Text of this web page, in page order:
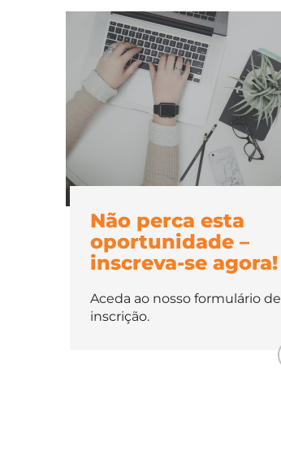
Não perca esta
oportunidade –
inscreva-se agora!
Aceda ao nosso formulário de
inscrição.